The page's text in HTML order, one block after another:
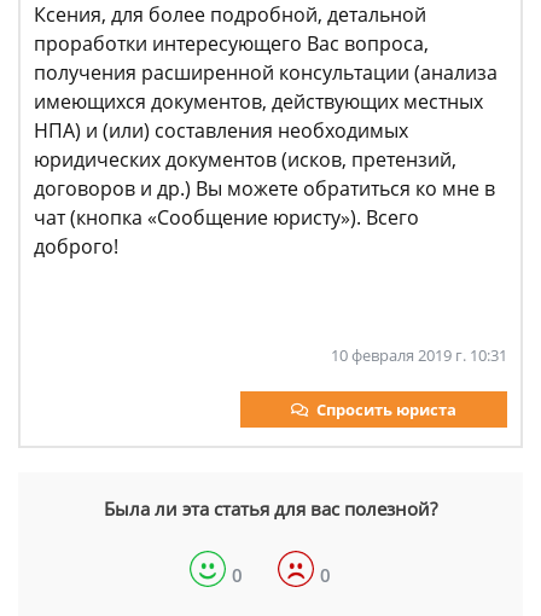
Ксения, для более подробной, детальной
проработки интересующего Вас вопроса,
получения расширенной консультации (анализа
имеющихся документов, действующих местных
НПА) и (или) составления необходимых
юридических документов (исков, претензий,
договоров и др.) Вы можете обратиться ко мне в
чат (кнопка «Сообщение юристу»). Всего
доброго!
10 февраля 2019 г. 10:31
Спросить юриста
Была ли эта статья для вас полезной?
0 0